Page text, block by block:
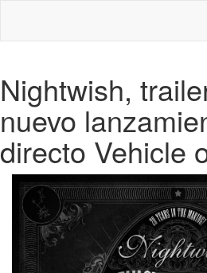
Nightwish,
nuevo
directo Vehicle